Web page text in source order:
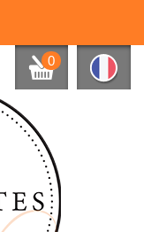
0